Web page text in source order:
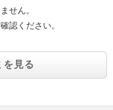
せん。
認ください。
を見る